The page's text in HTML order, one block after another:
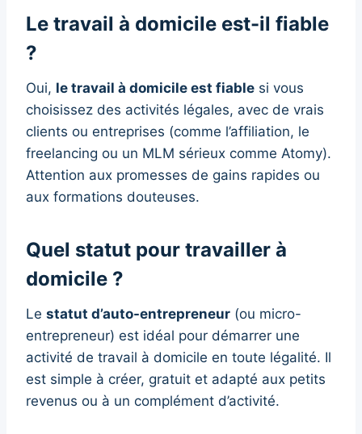
Le travail à domicile est-il fiable
?
Oui, le travail à domicile est fiable si vous
choisissez des activités légales, avec de vrais
clients ou entreprises (comme l’affiliation, le
freelancing ou un MLM sérieux comme Atomy).
Attention aux promesses de gains rapides ou
aux formations douteuses.
Quel statut pour travailler à
domicile ?
Le statut d’auto-entrepreneur (ou micro-
entrepreneur) est idéal pour démarrer une
activité de travail à domicile en toute légalité. Il
est simple à créer, gratuit et adapté aux petits
revenus ou à un complément d’activité.